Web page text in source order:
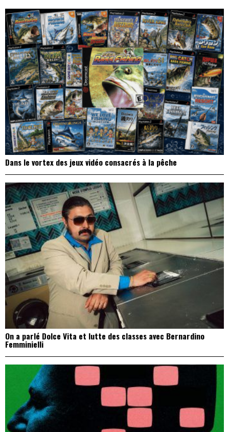
Dans le vortex des jeux vidéo consacrés à la pêche
On a parlé Dolce Vita et lutte des classes avec Bernardino
Femminielli